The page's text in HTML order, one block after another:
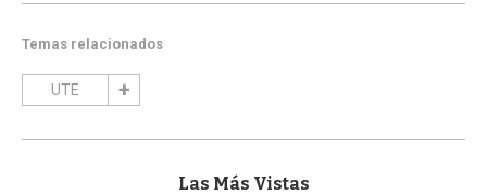
Temas relacionados
UTE
Las Más Vistas